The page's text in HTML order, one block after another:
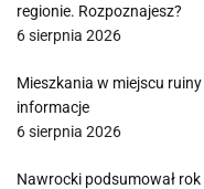
regionie. Rozpoznajesz?
6 sierpnia 2026
Mieszkania w miejscu
informacje
6 sierpnia 2026
Nawrocki podsumował